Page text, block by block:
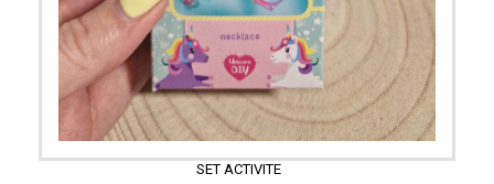
SET ACTIVITE